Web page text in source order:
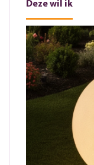
Deze wil ik